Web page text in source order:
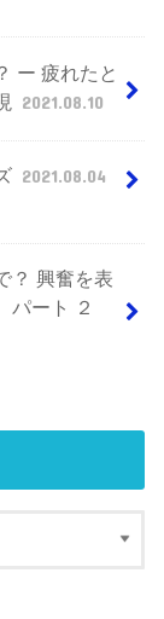
ー 疲れたと
2021.08.10
2021.08.04
？ 興奮を表
ート ２